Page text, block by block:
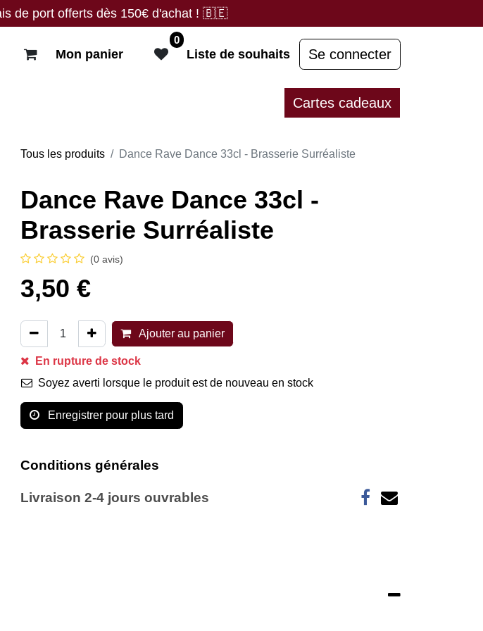
de port offerts dès 150€ d'achat ! 🇧🇪
Mon panier
0
Liste de souhaits Se connecter
Cartes cadeaux
Tous les produits Dance Rave Dance 33cl - Brasserie Surréaliste
Dance Rave Dance 33cl -
Brasserie Surréaliste
(0 avis)
3,50 €
Ajouter au panier
En rupture de stock
Soyez averti lorsque le produit est de nouveau en stock
Enregistrer pour plus tard
Conditions générales
Livraison 2-4 jours ouvrables